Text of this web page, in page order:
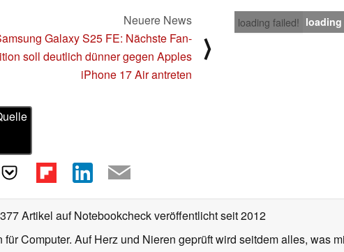
loading failed!
Neuere News
Galaxy S25 FE: Nächste Fan-
soll deutlich dünner gegen Apples
iPhone 17 Air antreten
⟩
Artikel auf Notebookcheck veröffentlichtseit 2012
Computer. Auf Herz und Nieren geprüft wird seitdem alles, was